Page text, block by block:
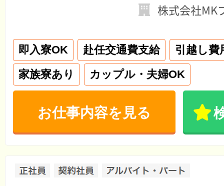
株式会社MK
即入寮OK 赴任交通費支給
引越し費
家族寮あり
カップル・夫婦OK
お仕事内容を見る